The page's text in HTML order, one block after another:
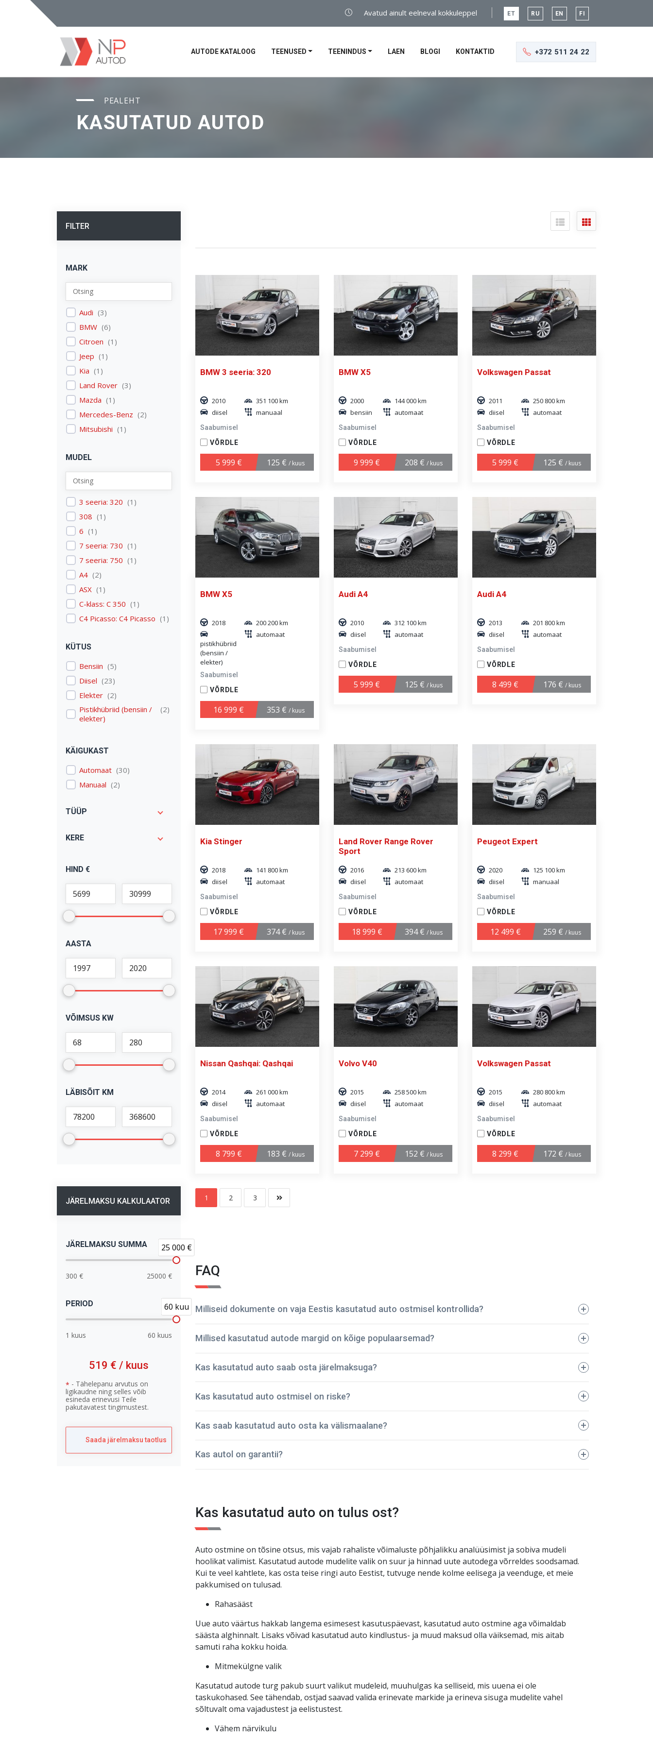
Avatud ainult eelneval kokkuleppel ET RU EN FI
AUTODE KATALOOG TEENUSED TEENINDUS LAEN BLOGI KONTAKTID +372 511 24 22
PEALEHT
KASUTATUD AUTOD
FILTER
MARK
Audi (3)
BMW (6)
Citroen (1 )
Jeep (1 )
Kia (1 )
Land Rover (3)
Mazda (1 )
Mercedes-Benz (2)
Mitsubishi (1 )
Peugeot
Renault (1)
Skoda
Tesla (1 )
Volkswagen
Volvo
MUDEL
3 seeria: 320 (1 )
308 (1 )
6 (1 )
7 seeria: 730 (1 )
7 seeria: 750 (1 )
A4 (2)
ASX (1 )
C-klass: C 350 (1 )
C4 Picasso: C4 Picasso (1 )
E-tron
Expert
(1)
Model 3 ( 1
Octavia
(1
Passat
3)
Qashqai: Qashqai
Range Rover Sport
Stinger
V90
X5
KÜTUS
Bensiin (5)
Diisel (23)
Elekter (2)
Pistikhübriid (bensiin /
elekter)
(2)
KÄIGUKAST
Automaat (30)
Manuaal (2)
TÜÜP
KERE
HIND €
AASTA
VÕIMSUS KW
LÄBISÕIT KM
JÄRELMAKSU KALKULAATOR
JÄRELMAKSU SUMMA 25 000 €
300 € 25000 €
PERIOD 60 kuu
1 kuus 60 kuus
519 € / kuus
* - Tähelepanu arvutus on
ligikaudne ning selles võib
esineda erinevusi Teile
pakutavatest tingimustest.
Saada järelmaksu taotlus
BMW 3 seeria: 320
2010
351 100 km
diisel
manuaal
Saabumisel
VÕRDLE
5 999 € 125 € / kuus
BMW X5
2000
144 000 km
bensiin
automaat
Saabumisel
VÕRDLE
9 999 € 208 €/ kuus
Volkswagen Passat
2011
250 800 km
diisel
automaat
Saabumisel
VÕRDLE
5 999 € 125 €/ kuus
BMW X5
2018 200 200 km
pistikhübriid
(bensiin /
elekter)
automaat
Saabumisel
VÕRDLE
16 999 € 353 € / kuus
Audi A4
2010
312 100 km
diisel
automaat
Saabumisel
VÕRDLE
5 999 € 125 €/ kuus
Audi A4
2013
201 800 km
diisel
automaat
Saabumisel
VÕRDLE
8 499 € 176 €/ kuus
Kia Stinger
2018
141 800 km
diisel
automaat
Saabumisel
VÕRDLE
17 999 € 374 € / kuus
Land Rover Range Rover
Sport
2016
213 600 km
diisel
automaat
Saabumisel
VÕRDLE
18 999 € 394 €/ kuus
Peugeot Expert
2020
125 100 km
diisel
manuaal
Saabumisel
VÕRDLE
12 499 € 259 €/ kuus
Nissan Qashqai: Qashqai
2014
261 000 km
diisel
automaat
Saabumisel
VÕRDLE
8 799 € 183 € / kuus
Volvo V40
2015
258 500 km
diisel
automaat
Saabumisel
VÕRDLE
7 299 € 152 €/ kuus
Volkswagen Passat
2015
280 800 km
diisel
automaat
Saabumisel
VÕRDLE
8 299 € 172 €/ kuus
1 2 3
FAQ
Milliseid dokumente on vaja Eestis kasutatud auto ostmisel kontrollida?
tehniline pass;
avariide ja vigastuste ajalugu;
kindlustuspoliis;
sõidukimaksu korrektset tasumist kinnitavad dokumendid.
Millised kasutatud autode margid on kõige populaarsemad?
BMW
Audi
Mazda
Volkswagen
Kas kasutatud auto saab osta järelmaksuga?
Kas kasutatud auto ostmisel on riske?
Meie ettevõte on pidanud vastu – oleme müünud kontrollitud kasutatud autod juba üle 5 aasta! Kõik
sõidukid on põhjalikult kontrollitud ja tehniliselt heas korras. Seega võite olla kindel, et teie auto on
turvaline ja kestab kaua.
Kas saab kasutatud auto osta ka välismaalane?
Kas autol on garantii?
Kas kasutatud auto on tulus ost?
Auto ostmine on tõsine otsus, mis vajab rahaliste võimaluste põhjalikku analüüsimist ja sobiva mudeli
hoolikat valimist. Kasutatud autode mudelite valik on suur ja hinnad uute autodega võrreldes soodsamad.
Kui te veel kahtlete, kas osta teise ringi auto Eestist, tutvuge nende kolme eelisega ja veenduge, et meie
pakkumised on tulusad.
Rahasääst
Uue auto väärtus hakkab langema esimesest kasutuspäevast, kasutatud auto ostmine aga võimaldab
säästa alghinnalt. Lisaks võivad kasutatud auto kindlustus- ja muud maksud olla väiksemad, mis aitab
samuti raha kokku hoida.
Mitmekülgne valik
Kasutatud autode turg pakub suurt valikut mudeleid, muuhulgas ka selliseid, mis uuena ei ole
taskukohased. See tähendab, ostjad saavad valida erinevate markide ja erineva sisuga mudelite vahel
sõltuvalt oma vajadustest ja eelistustest.
Vähem närvikulu